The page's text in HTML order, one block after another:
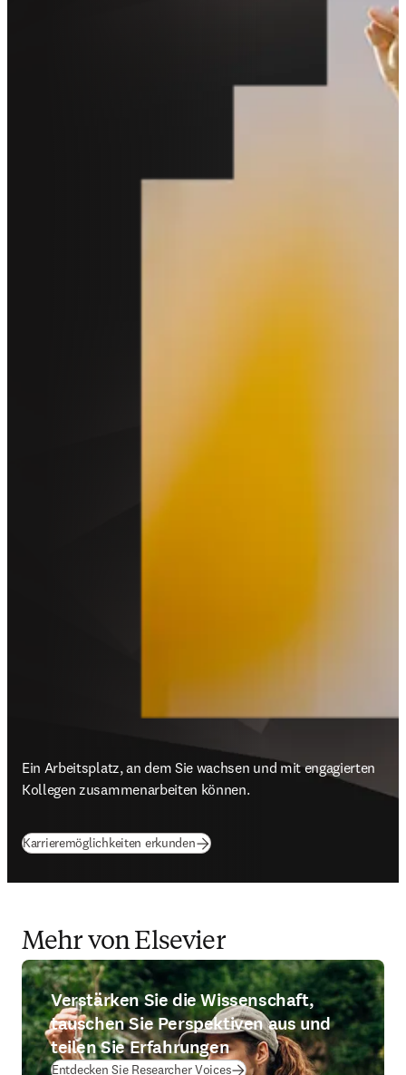
Ein Arbeitsplatz, an dem Sie wachsen und mit engagierten
Kollegen zusammenarbeiten können.
Karrieremöglichkeiten erkunden
Mehr von Elsevier
Verstärken Sie die Wissenschaft,
tauschen Sie Perspektiven aus und
teilen Sie Erfahrungen
Entdecken Sie Researcher Voices